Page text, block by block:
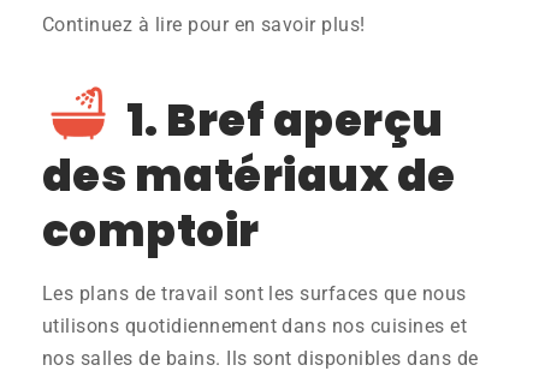
Continuez à lire pour en savoir plus!
1. Bref aperçu
des matériaux de
comptoir
Les plans de travail sont les surfaces que nous
utilisons quotidiennement dans nos cuisines et
nos salles de bains. Ils sont disponibles dans de